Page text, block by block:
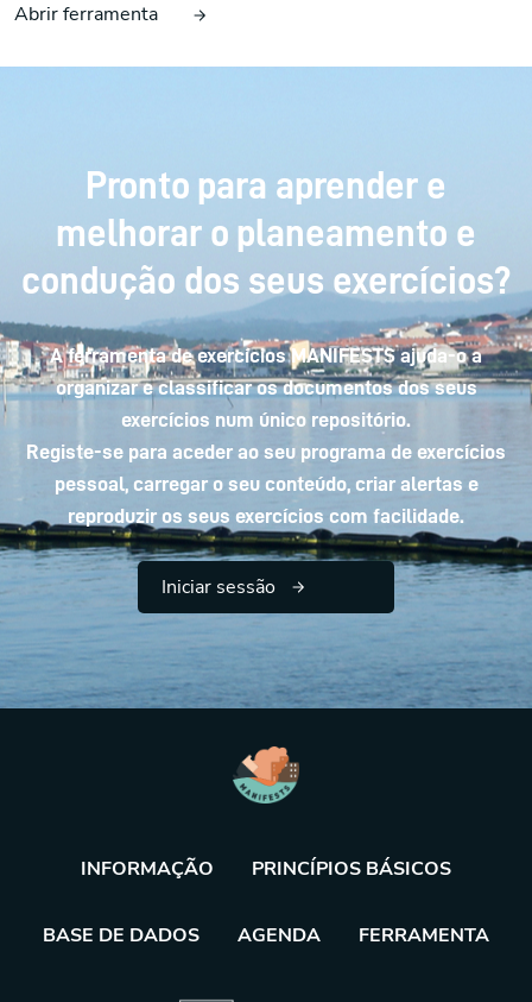
Abrir ferramenta
Pronto para aprender e
melhorar o planeamento e
condução dos seus exercícios?
A ferramenta de exercícios MANIFESTS ajuda-o a
organizar e classificar os documentos dos seus
exercícios num único repositório.
Registe-se para aceder ao seu programa de exercícios
pessoal, carregar o seu conteúdo, criar alertas e
reproduzir os seus exercícios com facilidade.
Iniciar sessão
INFORMAÇÃO PRINCÍPIOS BÁSICOS
BASE DE DADOS AGENDA FERRAMENTA